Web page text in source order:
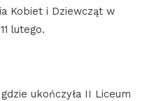
Kobiet i Dziewcząt w
lutego.
ukończyła II Liceum